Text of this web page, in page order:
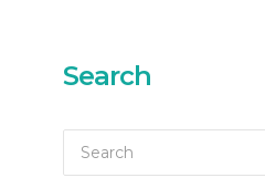
Search